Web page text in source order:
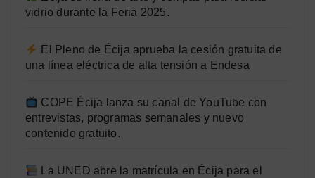
vidrio durante la Feria 2025.
El Pleno de Écija aprueba la cesión gratuita de
una línea eléctrica de alta tensión a Endesa
COPE Écija lanza su canal de YouTube con
entrevistas, programas semanales y nuevo
contenido gratuito.
La UNED abre la matrícula en Écija para el